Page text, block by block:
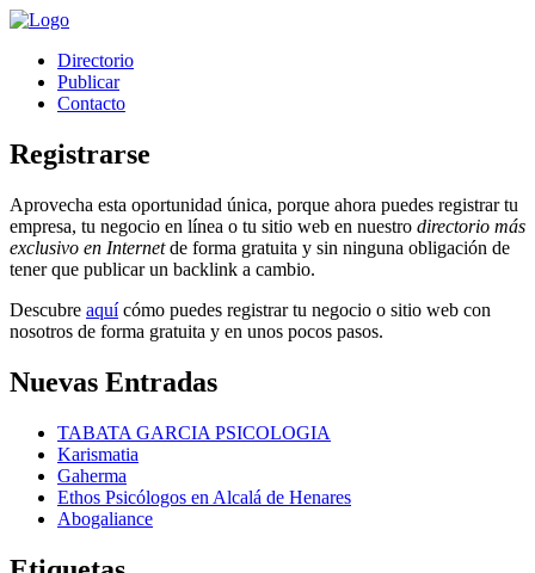
Directorio
Publicar
Contacto
Registrarse
Aprovecha esta oportunidad única, porque ahora puedes registrar tu
empresa, tu negocio en línea o tu sitio web en nuestro directorio más
exclusivo en Internetde forma gratuita y sin ninguna obligación de
tener que publicar un backlink a cambio.
Descubre aquícómo puedes registrar tu negocio o sitio web con
nosotros de forma gratuita y en unos pocos pasos.
Nuevas Entradas
TABATA GARCIA PSICOLOGIA
Karismatia
Gaherma
Ethos Psicólogos en Alcalá de Henares
Abogaliance